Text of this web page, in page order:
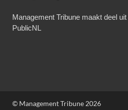
Management Tribune maakt deel
PublicNL
© Management Tribune 2026